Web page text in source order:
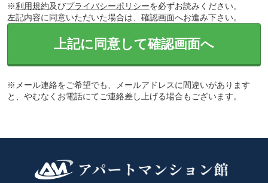
※利用規約及びプライバシーポリシーを必ずお読みください。
左記内容に同意いただいた場合は、確認画面へお進み下さい。
上記に同意して確認画面へ
※メール連絡をご希望でも、メールアドレスに間違いがあります
と、やむなくお電話にてご連絡差し上げる場合もございます。